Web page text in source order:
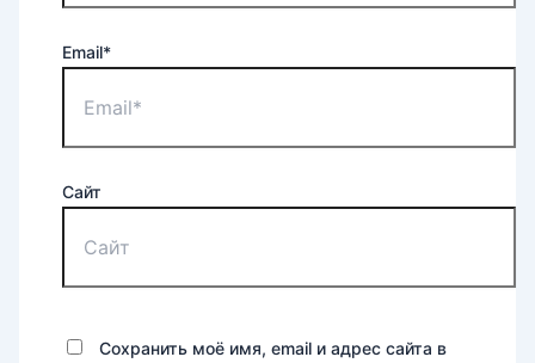
Email*
Сайт
Сохранить моё имя, email и адрес сайта в